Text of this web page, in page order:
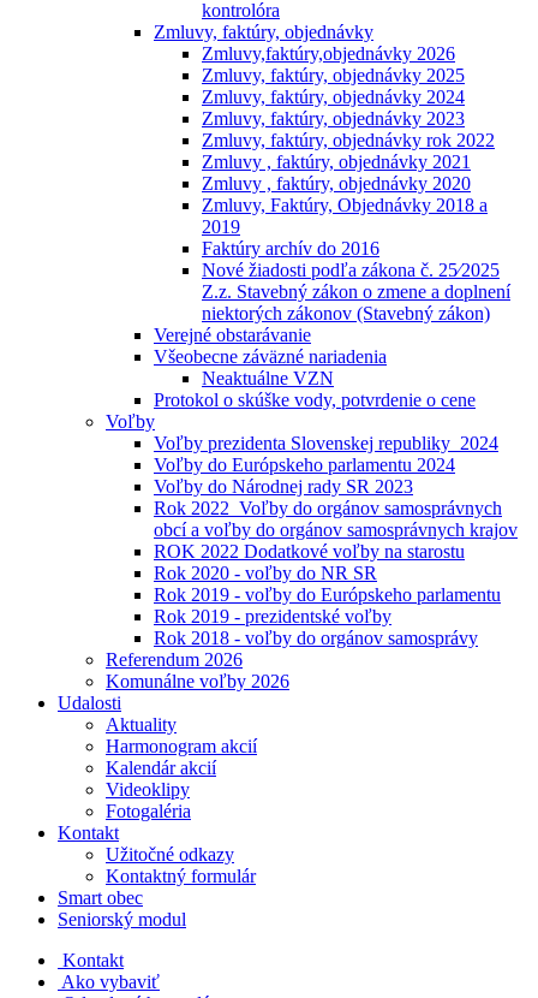
kontrolóra
Zmluvy, faktúry, objednávky
Zmluvy,faktúry,objednávky 2026
Zmluvy, faktúry, objednávky 2025
Zmluvy, faktúry, objednávky 2024
Zmluvy, faktúry, objednávky 2023
Zmluvy, faktúry, objednávky rok 2022
Zmluvy , faktúry, objednávky 2021
Zmluvy , faktúry, objednávky 2020
Zmluvy, Faktúry, Objednávky 2018 a
2019
Faktúry archív do 2016
Nové žiadosti podľa zákona č. 25⁄2025
Z.z. Stavebný zákon o zmene a doplnení
niektorých zákonov (Stavebný zákon)
Verejné obstarávanie
Všeobecne záväzné nariadenia
Neaktuálne VZN
Protokol o skúške vody, potvrdenie o cene
Voľby
Voľby prezidenta Slovenskej republiky_2024
Voľby do Európskeho parlamentu 2024
Voľby do Národnej rady SR 2023
Rok 2022_Voľby do orgánov samosprávnych
obcí a voľby do orgánov samosprávnych krajov
ROK 2022 Dodatkové voľby na starostu
Rok 2020 - voľby do NR SR
Rok 2019 - voľby do Európskeho parlamentu
Rok 2019 - prezidentské voľby
Rok 2018 - voľby do orgánov samosprávy
Referendum 2026
Komunálne voľby 2026
Udalosti
Aktuality
Harmonogram akcií
Kalendár akcií
Videoklipy
Fotogaléria
Kontakt
Užitočné odkazy
Kontaktný formulár
Smart obec
Seniorský modul
Kontakt
Ako vybaviť